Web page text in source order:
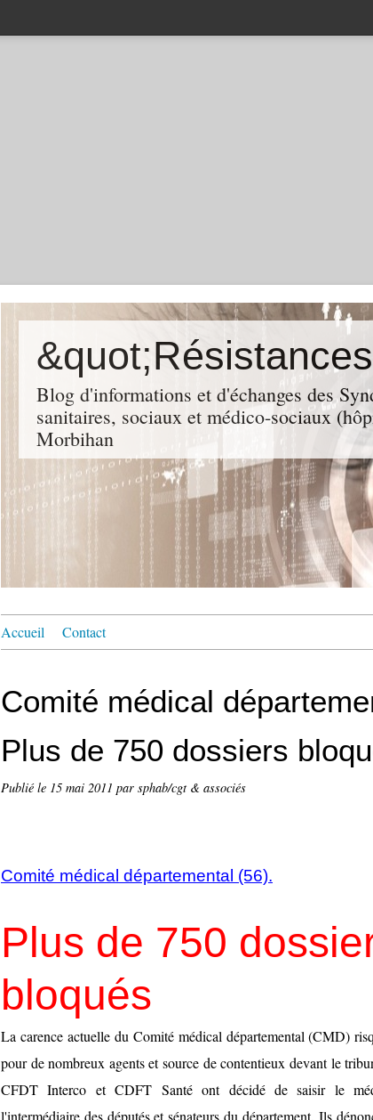
Blog d'informations et d'échanges des
sanitaires, sociaux et médico-sociaux
Morbihan
Accueil Contact
Comité médical
Plus de 750 dossiers
Publié le 15 mai 2011 par sphab/cgt & associés
Comité médical départemental (56).
Plus de 750
bloqués
La carence actuelle du Comité médical départemental (CMD)
pour de nombreux agents et source de contentieux devant le
CFDT Interco et CDFT Santé ont décidé de saisir le
l'intermédiaire des députés et sénateurs du département. Ils